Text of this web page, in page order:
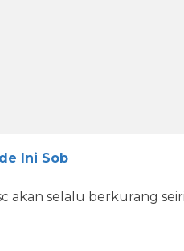
Ini Sob
akan selalu berkurang